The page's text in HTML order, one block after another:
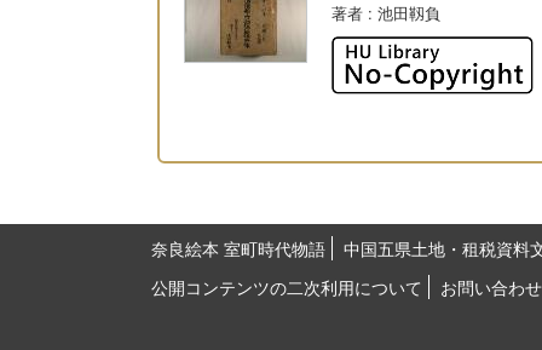
著者 : 池田靱負
奈良絵本 室町時代物語
中国五県土地・租税資料
公開コンテンツの二次利用について
お問い合わせ